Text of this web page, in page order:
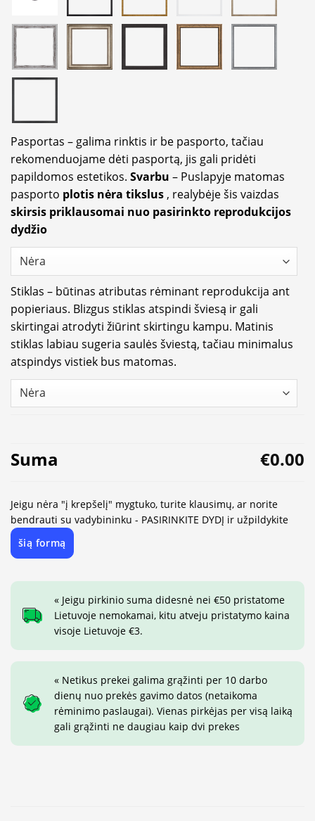
Pasportas – galima rinktis ir be pasporto, tačiau
rekomenduojame dėti pasportą, jis gali pridėti
papildomos estetikos. Svarbu – Puslapyje matomas
pasporto plotis nėra tikslus , realybėje šis vaizdas
skirsis priklausomai nuo pasirinkto reprodukcijos
dydžio
Stiklas – būtinas atributas rėminant reprodukcija ant
popieriaus. Blizgus stiklas atspindi šviesą ir gali
skirtingai atrodyti žiūrint skirtingu kampu. Matinis
stiklas labiau sugeria saulės šviestą, tačiau minimalus
atspindys vistiek bus matomas.
Suma €0.00
Jeigu nėra "į krepšelį" mygtuko, turite klausimų, ar norite
bendrauti su vadybininku - PASIRINKITE DYDĮ ir užpildykite
šią formą
« Jeigu pirkinio suma didesnė nei €50 pristatome
Lietuvoje nemokamai, kitu atveju pristatymo kaina
visoje Lietuvoje €3.
« Netikus prekei galima grąžinti per 10 darbo
dienų nuo prekės gavimo datos (netaikoma
rėminimo paslaugai). Vienas pirkėjas per visą laiką
gali grąžinti ne daugiau kaip dvi prekes